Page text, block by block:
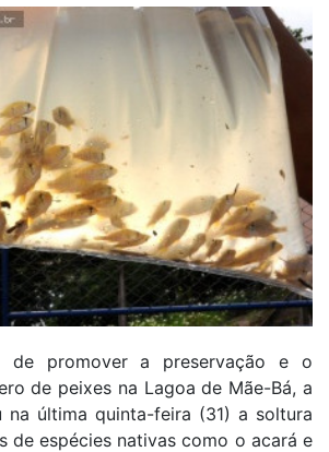
de promover a preservação e o
de peixes na Lagoa de Mãe-Bá, a
na última quinta-feira (31) a soltura
de espécies nativas como o acará e